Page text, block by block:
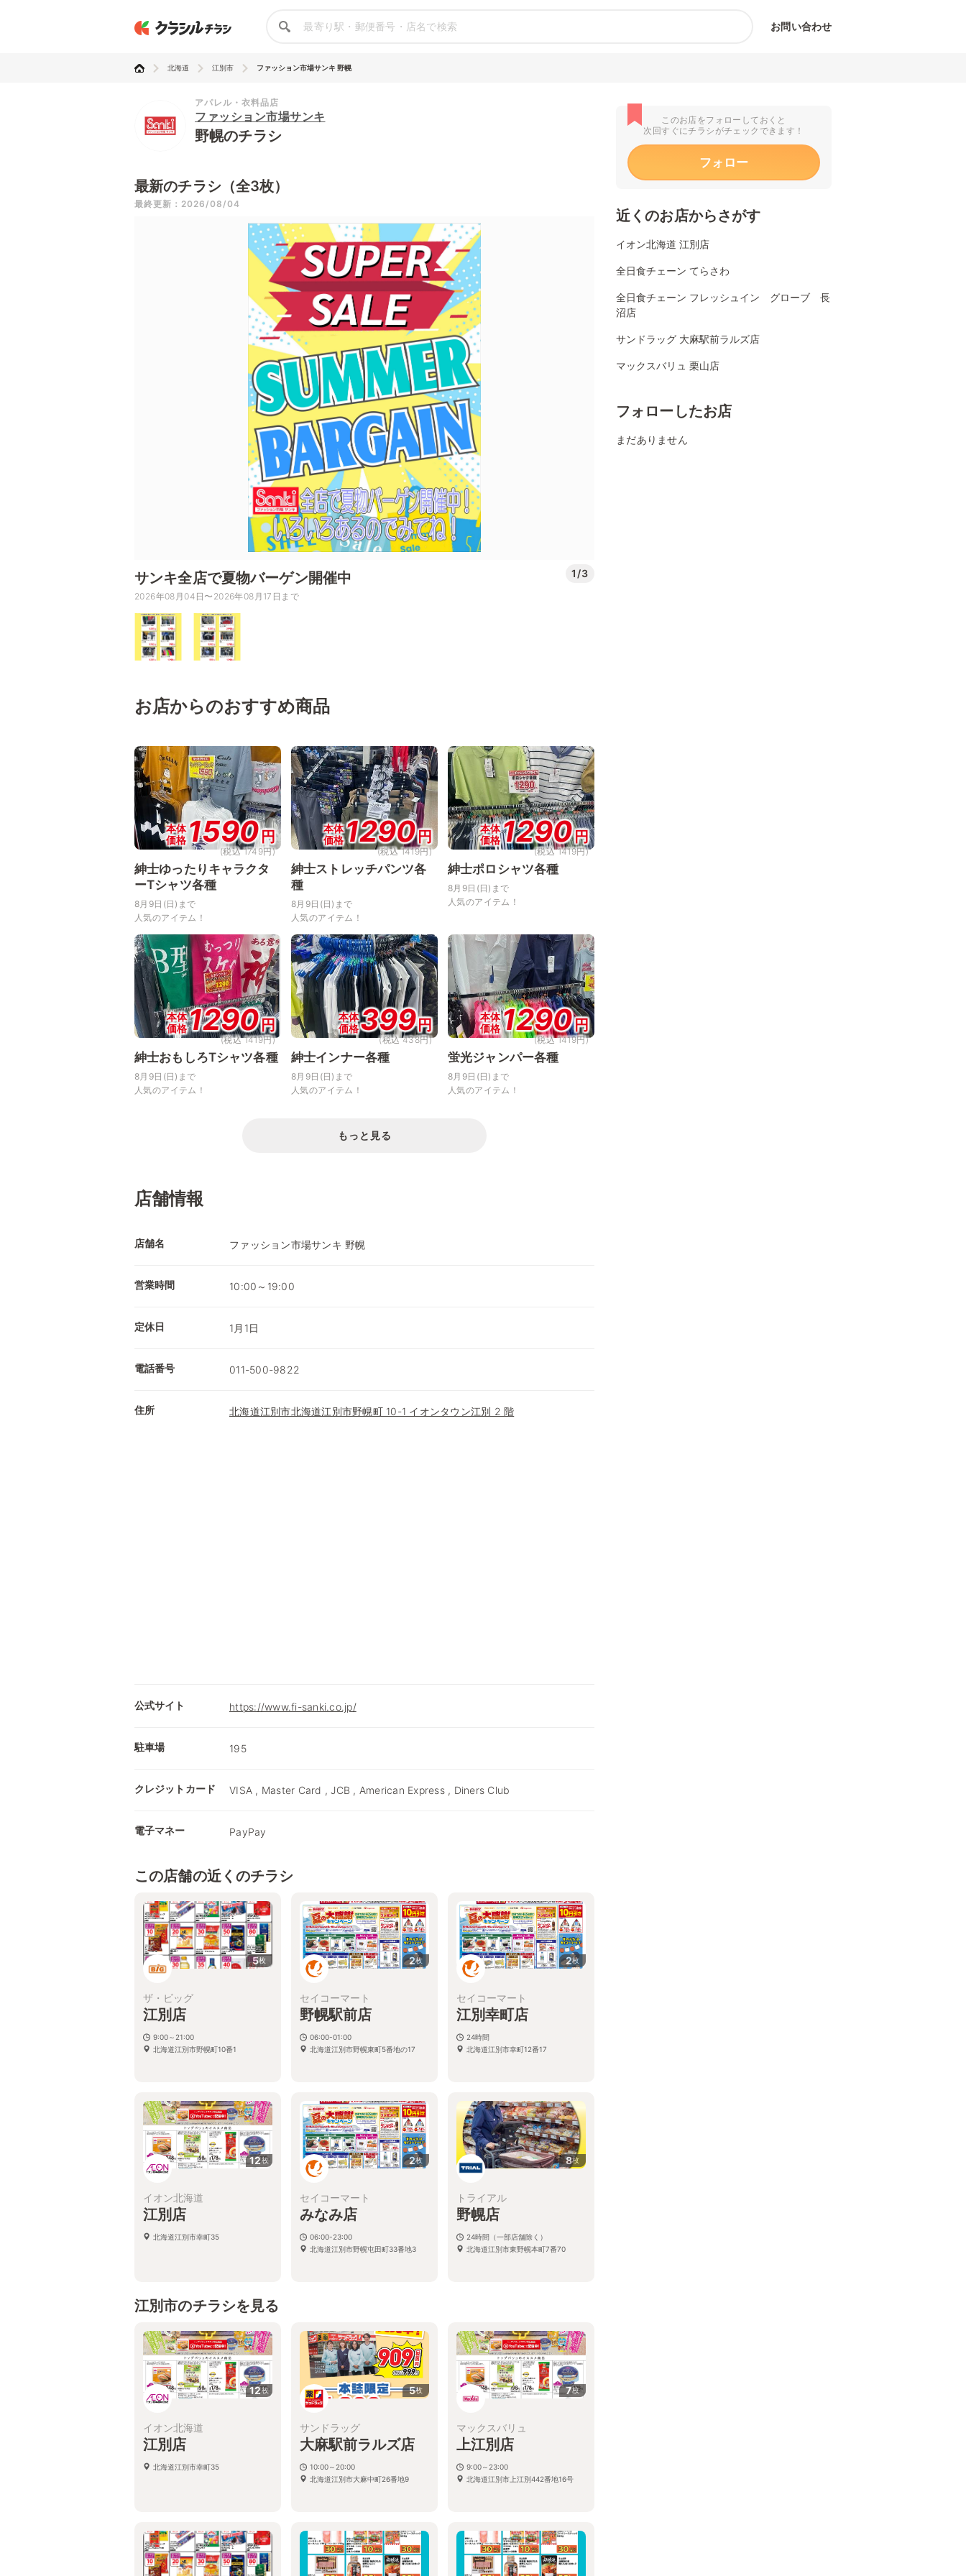
お問い合わせ
北海道 江別市 ファッション市場サンキ 野幌
アパレル・衣料品店
ファッション市場サンキ
野幌のチラシ
最新のチラシ（全3枚）
最終更新：2026/08/04
サンキ全店で夏物バーゲン開催中 1/3
2026年08月04日〜2026年08月17日まで
お店からのおすすめ商品
本体
価格1590 円
(税込 1749円)
紳士ゆったりキャラクタ
ーTシャツ各種
8月9日(日)まで
人気のアイテム！
本体
価格1290 円
(税込 1419円)
紳士ストレッチパンツ各
種
8月9日(日)まで
人気のアイテム！
本体
価格1290 円
(税込 1419円)
紳士ポロシャツ各種
8月9日(日)まで
人気のアイテム！
本体
価格1290 円
(税込 1419円)
紳士おもしろTシャツ各種
8月9日(日)まで
人気のアイテム！
本体
価格399 円
(税込 438円)
紳士インナー各種
8月9日(日)まで
人気のアイテム！
本体
価格1290円
(税込 1419円)
蛍光ジャンパー各種
8月9日(日)まで
人気のアイテム！
もっと見る
店舗情報
店舗名 ファッション市場サンキ 野幌
営業時間 10:00～19:00
定休日 1月1日
電話番号 011-500-9822
住所 北海道江別市北海道江別市野幌町 10-1 イオンタウン江別 2 階
公式サイト https://www.fi-sanki.co.jp/
駐車場 195
クレジットカード VISA , Master Card , JCB , American Express , Diners Club
電子マネー PayPay
この店舗の近くのチラシ
5枚
ザ・ビッグ
江別店
9:00～21:00
北海道江別市野幌町10番1
2枚
セイコーマート
野幌駅前店
06:00-01:00
北海道江別市野幌東町5番地の17
2枚
セイコーマート
江別幸町店
24時間
北海道江別市幸町12番17
12枚
イオン北海道
江別店
北海道江別市幸町35
2枚
セイコーマート
みなみ店
06:00-23:00
北海道江別市野幌屯田町33番地3
8枚
トライアル
野幌店
24時間（一部店舗除く）
北海道江別市東野幌本町7番70
江別市のチラシを見る
12枚
イオン北海道
江別店
北海道江別市幸町35
5枚
サンドラッグ
大麻駅前ラルズ店
10:00～20:00
北海道江別市大麻中町26番地9
7枚
マックスバリュ
上江別店
9:00～23:00
北海道江別市上江別442番地16号
このお店をフォローしておくと
次回すぐにチラシがチェックできます！
フォロー
近くのお店からさがす
イオン北海道 江別店
全日食チェーン てらさわ
全日食チェーン フレッシュイン グローブ 長
沼店
サンドラッグ 大麻駅前ラルズ店
マックスバリュ 栗山店
フォローしたお店
まだありません